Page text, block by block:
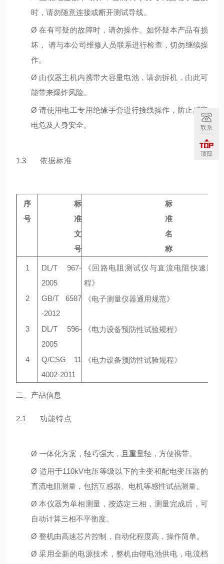
时，请勿随意连接或断开测试导线。
Ø在有可疑的故障时，请勿操作。如怀疑本产品有损
坏， 请与本公司维修⼈员联系进⾏检查，切勿继续操
作。
Ø 由仪器主机内携带⼤容量电池，请勿拆机，由此可
能带来爆炸⻛险。
Ø请使⽤电⼯专⽤绝缘⼿套进⾏接线操作，防⽌感应
电危及⼈⾝安全。
1.3 依据标准
序
号
标
准
⽂
号
标
准
名
称
1
DL/T 967-
2005
《回路电阻测试仪与直流电阻快速测
程》
2
GB/T 6587
-2012
《电⼦测量仪器通⽤规范》
3
DL/T 596-
2005
《电⼒设备预防性试验规程》
4
Q/CSG 11
4002-2011
《电⼒设备预防性试验规程》
二、 产品信息
2.1 功能特点
Ø ⼀体化⽅案，轻巧强⼤，且重量轻，⽅便携带。
Ø 适⽤于110kV电压等级以下的主变和配电变压器的
直流电阻测量，包括互感器、电机等感性试品测量。
Ø本仪器为单相测量，按选定三相，测量完成后，可
⾃动计算三相不平衡度。
Ø 整机由⾼速芯⽚控制，⾃动化程度⾼，操作简单。
Ø采⽤全新的电源技术，整机由锂电池供电，电流档
联系
顶部